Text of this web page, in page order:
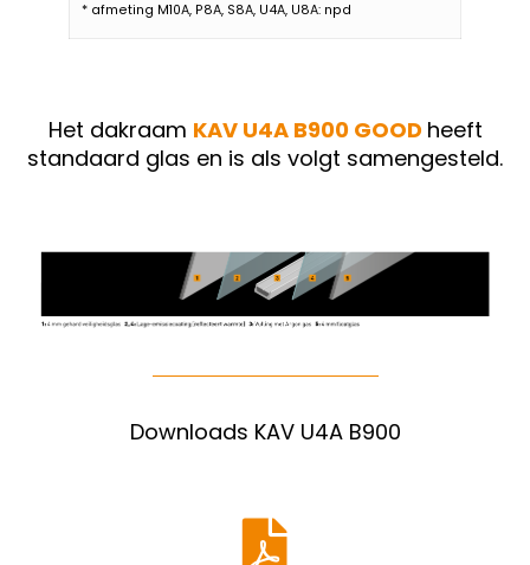
* afmeting M10A, P8A, S8A, U4A, U8A: npd
Het dakraam KAV U4A B900 GOOD heeft
standaard glas en is als volgt samengesteld.
Downloads KAV U4A B900